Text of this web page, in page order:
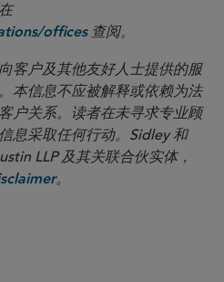
offices查阅。
客户及其他友好人士提供的服
本信息不应被解释或依赖为法
户关系。读者在未寻求专业顾
息采取任何行动。Sidley 和
LLP 及其关联合伙实体，
。